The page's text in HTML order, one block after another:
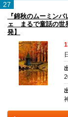
27
『錦秋のムーミン
ェ まるで童話の世
発】